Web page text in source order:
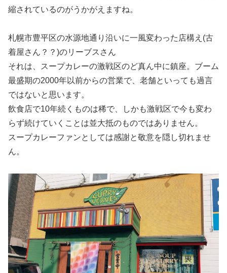
縮されているのがうかがえますね。
札幌市豊平区の水源地通り沿いに一風変わった店構え(古
着屋さん？？)のリーブスさん
それは、スープカレーの激戦区のど真ん中に鎮座。ブーム
最盛期の2000年以前からの営業で、老舗といっても過言
ではないと思います。
飲食店で10年続くものは稀で、しかも激戦区で今も変わ
らず続けていくことは並大抵のものではありません。
スープカレーファンとしては感謝と敬意を隠し切れませ
ん。